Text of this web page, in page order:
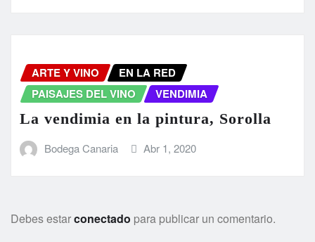
ARTE Y VINO
EN LA RED
PAISAJES DEL VINO
VENDIMIA
La vendimia en la pintura, Sorolla
Bodega Canaria Abr 1, 2020
Debes estarconectado para publicar un comentario.